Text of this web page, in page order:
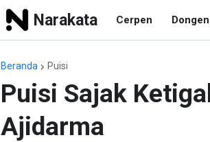
Narakata Cerpen
Beranda Puisi
Puisi Sajak
Ajidarma